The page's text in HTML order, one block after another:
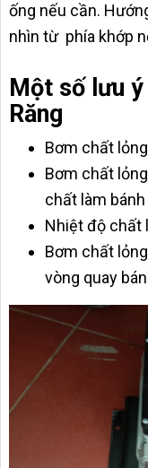
ống nếu cần.
nhìn từ phía khớp
Một số lưu
Răng
Bơm chất
Bơm chất
chất làm
Nhiệt độ chất
Bơm chất
vòng quay